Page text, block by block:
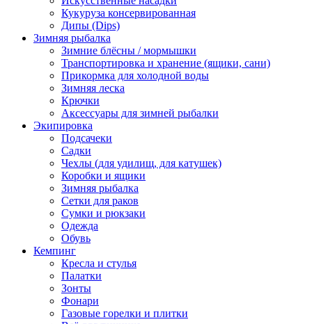
Кукуруза консервированная
Дипы (Dips)
Зимняя рыбалка
Зимние блёсны / мормышки
Транспортировка и хранение (ящики, сани)
Прикормка для холодной воды
Зимняя леска
Крючки
Аксессуары для зимней рыбалки
Экипировка
Подсачеки
Садки
Чехлы (для удилищ, для катушек)
Коробки и ящики
Зимняя рыбалка
Сетки для раков
Сумки и рюкзаки
Одежда
Обувь
Кемпинг
Кресла и стулья
Палатки
Зонты
Фонари
Газовые горелки и плитки